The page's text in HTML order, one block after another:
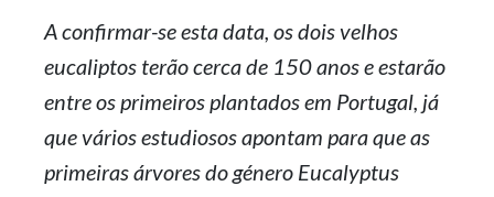
A confirmar-se esta data, os dois velhos
eucaliptos terão cerca de 150 anos e estarão
entre os primeiros plantados em Portugal, já
que vários estudiosos apontam para que as
primeiras árvores do género Eucalyptus